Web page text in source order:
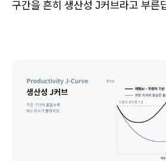
구간을 흔히 생산성 J커브라고 부른